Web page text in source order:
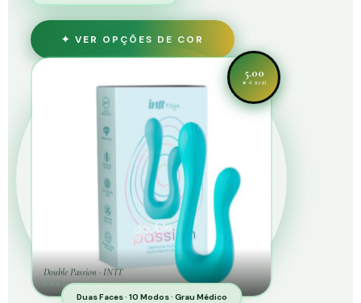
✦ VER OPÇÕES DE COR
Double Passion · INTT
DUAS FACES · 10 MODOS
5.00
★ 4 aval.
Duas Faces · 10 Modos · Grau Médico